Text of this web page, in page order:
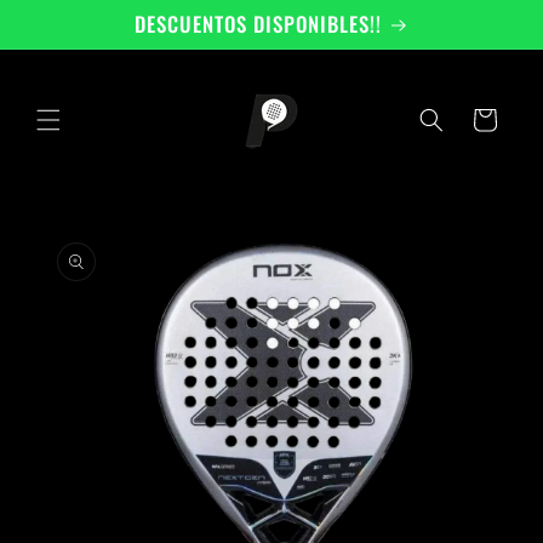
al contenido
DESCUENTOS DISPONIBLES!!
Carrito
información